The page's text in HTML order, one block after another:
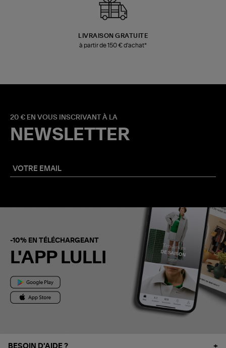
LIVRAISON GRATUITE
à partir de 150 € d'achat*
20 € EN VOUS INSCRIVANT À LA
NEWSLETTER
-10% EN TÉLÉCHARGEANT
L'APP LULLI
BESOIN D'AIDE ?